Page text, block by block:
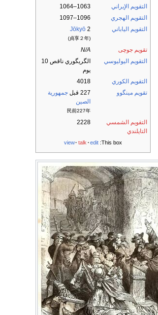
التقويم الإيراني
1063–1064
التقويم الهجري
1096–1097
التقويم الياباني
Jōkyō 2
(貞享２年)
تقويم جوچى
N/A
التقويم اليوليوسي
الگريگوري ناقص 10
يوم
التقويم الكوري
4018
تقويم مينگوو
227 قبل
جمهورية
الصين
民前227年
التقويم الشمسي
التايلندي
2228
This box:
view talk edit